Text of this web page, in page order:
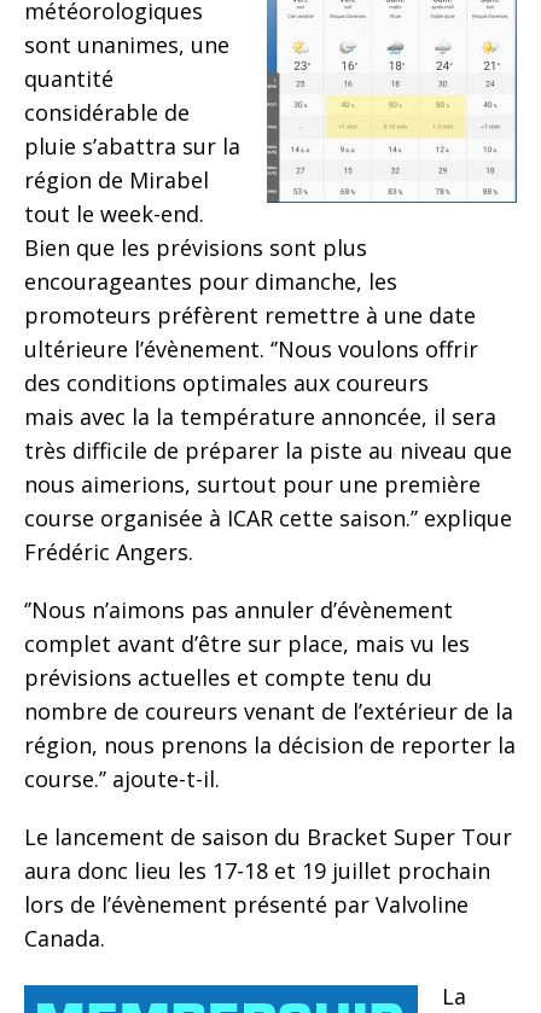
météorologiques
sont unanimes, une
quantité
considérable de
pluie s’abattra sur la
région de Mirabel
tout le week-end.
Bien que les prévisions sont plus
encourageantes pour dimanche, les
promoteurs préfèrent remettre à une date
ultérieure l’évènement. ‘’Nous voulons offrir
des conditions optimales aux coureurs
mais avec la la température annoncée, il sera
très difficile de préparer la piste au niveau que
nous aimerions, surtout pour une première
course organisée à ICAR cette saison.’’ explique
Frédéric Angers.
‘’Nous n’aimons pas annuler d’évènement
complet avant d’être sur place, mais vu les
prévisions actuelles et compte tenu du
nombre de coureurs venant de l’extérieur de la
région, nous prenons la décision de reporter la
course.’’ ajoute-t-il.
Le lancement de saison du Bracket Super Tour
aura donc lieu les 17-18 et 19 juillet prochain
lors de l’évènement présenté par Valvoline
Canada.
La